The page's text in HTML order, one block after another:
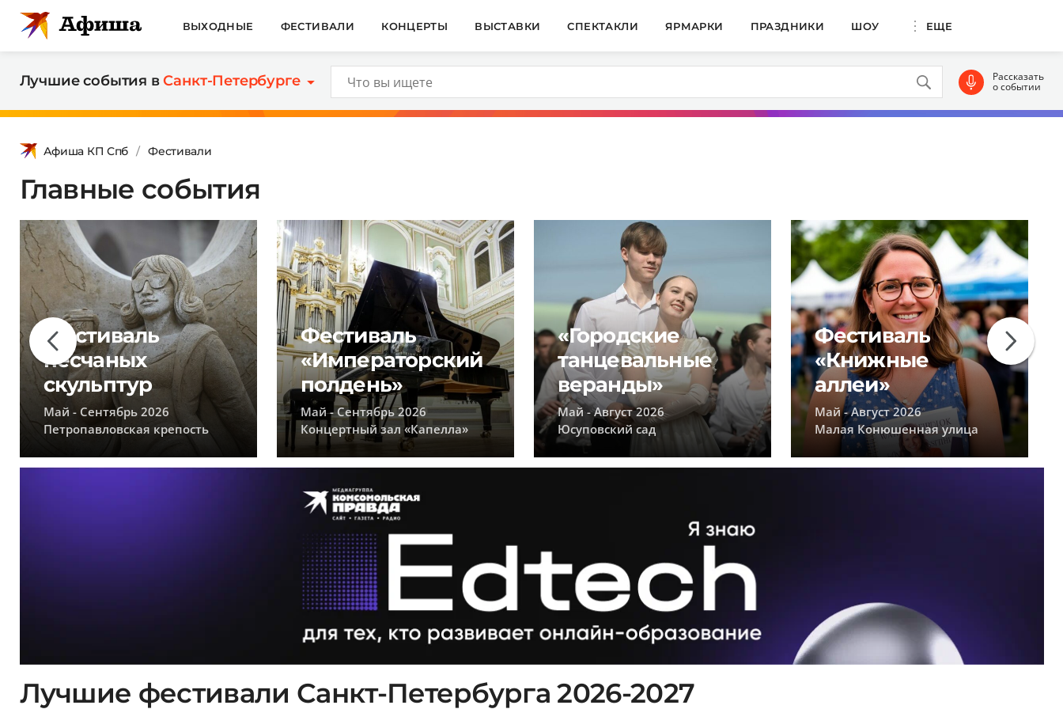
ВЫХОДНЫЕ ФЕСТИВАЛИ КОНЦЕРТЫ ВЫСТАВКИ СПЕКТАКЛИ ЯРМАРКИ ПРАЗДНИКИ ШОУ ЕЩЕ
Лучшие события вСанкт-Петербурге Рассказать
о событии
Афиша КП Спб Фестивали
Главные события
Фестиваль
песчаных
скульптур
Май - Сентябрь 2026
Петропавловская крепость
Фестиваль
«Императорский
полдень»
Май - Сентябрь 2026
Концертный зал «Капелла»
«Городские
танцевальные
веранды»
Май - Август 2026
Юсуповский сад
Фестиваль
«Книжные
аллеи»
Май - Август 2026
Малая Конюшенная улица
Лучшие фестивали Санкт-Петербурга 2026-2027